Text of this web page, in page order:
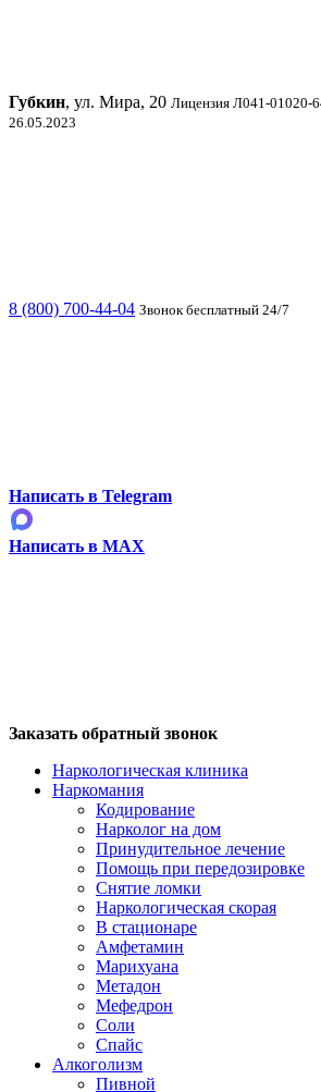
Губкин, ул. Мира, 20 Лицензия Л041-01020-
26.05.2023
8 (800) 700-44-04 Звонок бесплатный 24/7
Написать в Telegram
Написать в MAX
Заказать обратный звонок
Наркологическая клиника
Наркомания
Кодирование
Нарколог на дом
Принудительное лечение
Помощь при передозировке
Снятие ломки
Наркологическая скорая
В стационаре
Амфетамин
Марихуана
Метадон
Мефедрон
Соли
Спайс
Алкоголизм
Пивной